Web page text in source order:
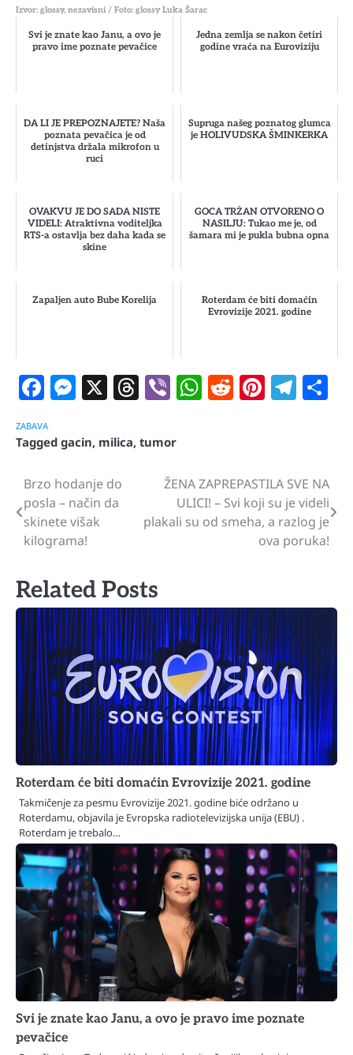
Izvor: glossy, nezavisni / Foto: glossy Luka Šarac
Svi je znate kao Janu, a ovo je
pravo ime poznate pevačice
Jedna zemlja se nakon četiri
godine vraća na Euroviziju
DA LI JE PREPOZNAJETE? Naša
poznata pevačica je od
detinjstva držala mikrofon u
ruci
Supruga našeg poznatog glumca
je HOLIVUDSKA ŠMINKERKA
OVAKVU JE DO SADA NISTE
VIDELI: Atraktivna voditeljka
RTS-a ostavlja bez daha kada se
skine
GOCA TRŽAN OTVORENO O
NASILJU: Tukao me je, od
šamara mi je pukla bubna opna
Zapaljen auto Bube Korelija
Roterdam će biti domaćin
Evrovizije 2021. godine
Facebook
Messenger
X Threads
ViberWhatsApp
Reddit
ZABAVA
Tagged gacin, milica, tumor
Navigacija
članaka
Brzo hodanje do
posla – način da
skinete višak
kilograma!
ŽENA ZAPREPASTILA SVE NA
ULICI! – Svi koji su je videli
plakali su od smeha, a razlog je
ova poruka!
Related Posts
Roterdam će biti domaćin Evrovizije 2021. godine
Takmičenje za pesmu Evrovizije 2021. godine biće održano u
Roterdamu, objavila je Evropska radiotelevizijska unija (EBU) .
Roterdam je trebalo…
Svi je znate kao Janu, a ovo je pravo ime poznate
pevačice